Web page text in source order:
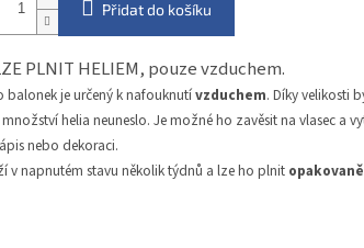
Přidat do košíku
PLNIT HELIEM, pouze vzduchem.
balonek je určený k nafouknutívzduchem. Díky velikosti
helia neuneslo. Je možné ho zavěsit na vlasec a
nebo dekoraci.
v napnutém stavu několik týdnů a lze ho plnit opakovaně